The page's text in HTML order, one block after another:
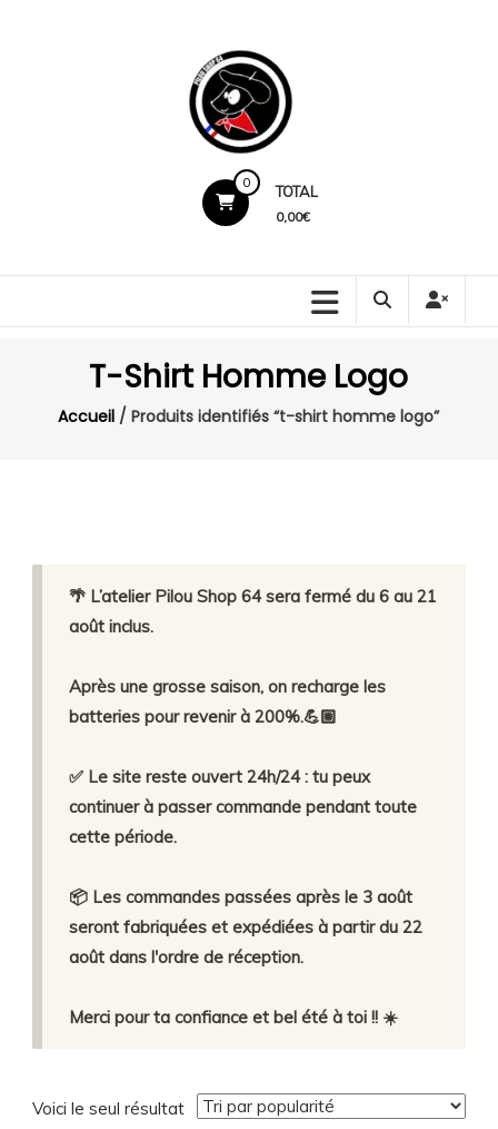
premium.
humain.
0
TOTAL
0,00€
T-Shirt Homme Logo
Accueil / Produits identifiés “t-shirt homme logo”
🌴 L’atelier Pilou Shop 64 sera fermé du 6 au 21
août inclus.
Après une grosse saison, on recharge les
batteries pour revenir à 200%.💪🏼
✅ Le site reste ouvert 24h/24 : tu peux
continuer à passer commande pendant toute
cette période.
📦 Les commandes passées après le 3 août
seront fabriquées et expédiées à partir du 22
août dans l'ordre de réception.
Merci pour ta confiance et bel été à toi !! ☀️
Voici le seul résultat